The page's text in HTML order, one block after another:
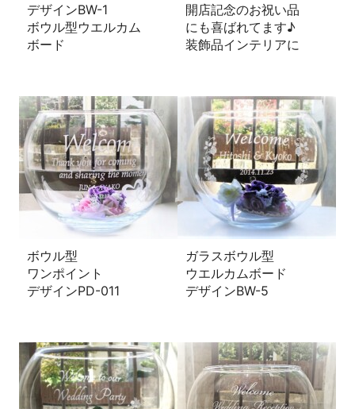
デザインBW-1
ボウル型ウエルカム
ボード
開店記念のお祝い品
にも喜ばれてます♪
装飾品インテリアに
ボウル型
ワンポイント
デザインPD-011
ガラスボウル型
ウエルカムボード
デザインBW-5